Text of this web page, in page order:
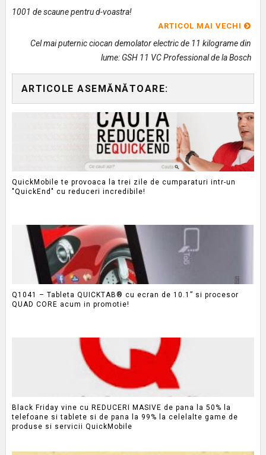
1001 de scaune pentru d-voastra!
ARTICOL MAI VECHI
Cel mai puternic ciocan demolator electric de 11 kilograme din
lume: GSH 11 VC Professional de la Bosch
ARTICOLE ASEMĂNĂTOARE:
QuickMobile te provoaca la trei zile de cumparaturi intr-un
"QuickEnd" cu reduceri incredibile!
Q1041 – Tableta QUICKTAB® cu ecran de 10.1” si procesor
QUAD CORE acum in promotie!
Black Friday vine cu REDUCERI MASIVE de pana la 50% la
telefoane si tablete si de pana la 99% la celelalte game de
produse si servicii QuickMobile